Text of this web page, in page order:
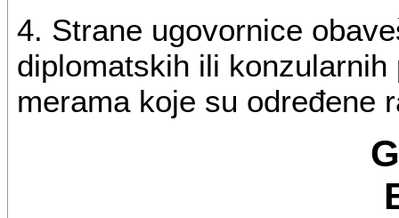
4. Strane ugovornice
diplomatskih ili
merama koje su određene